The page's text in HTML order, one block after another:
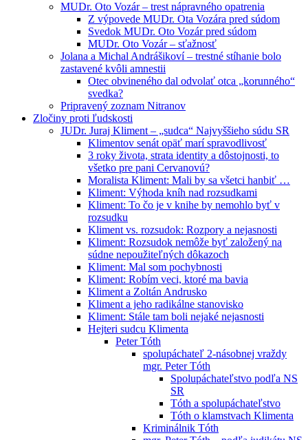
MUDr. Oto Vozár – trest nápravného opatrenia
Z výpovede MUDr. Ota Vozára pred súdom
Svedok MUDr. Oto Vozár pred súdom
MUDr. Oto Vozár – sťažnosť
Jolana a Michal Andrášikoví – trestné stíhanie bolo
zastavené kvôli amnestii
Otec obvineného dal odvolať otca „korunného“
svedka?
Pripravený zoznam Nitranov
Zločiny proti ľudskosti
JUDr. Juraj Kliment – „sudca“ Najvyššieho súdu SR
Klimentov senát opäť marí spravodlivosť
3 roky života, strata identity a dôstojnosti, to
všetko pre pani Cervanovú?
Moralista Kliment: Mali by sa všetci hanbiť …
Kliment: Výhoda kníh nad rozsudkami
Kliment: To čo je v knihe by nemohlo byť v
rozsudku
Kliment vs. rozsudok: Rozpory a nejasnosti
Kliment: Rozsudok nemôže byť založený na
súdne nepoužiteľných dôkazoch
Kliment: Mal som pochybnosti
Kliment: Robím veci, ktoré ma bavia
Kliment a Zoltán Andrusko
Kliment a jeho radikálne stanovisko
Kliment: Stále tam boli nejaké nejasnosti
Hejteri sudcu Klimenta
Peter Tóth
spolupáchateľ 2-násobnej vraždy
mgr. Peter Tóth
Spolupáchateľstvo podľa NS
SR
Tóth a spolupáchateľstvo
Tóth o klamstvach Klimenta
Kriminálnik Tóth